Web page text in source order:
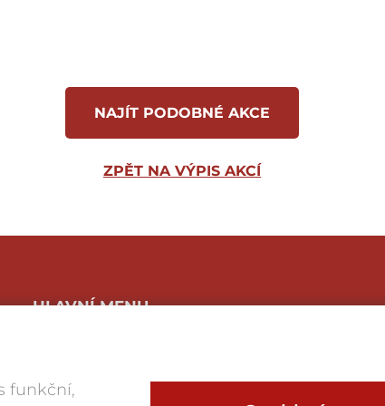
NAJÍT PODOBNÉ AKCE
ZPĚT NA VÝPIS AKCÍ
HLAVNÍ MENU
Víno
funkční,